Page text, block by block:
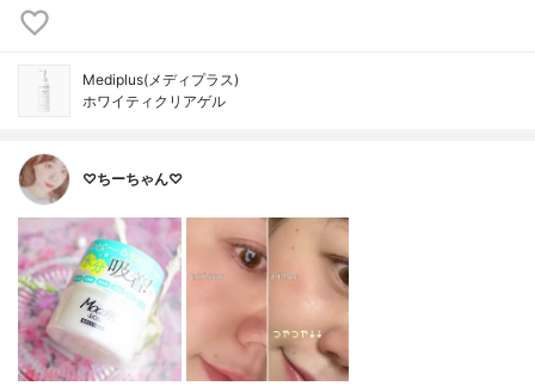
Mediplus(メディプラス)
ホワイティクリアゲル
♡ちーちゃん♡